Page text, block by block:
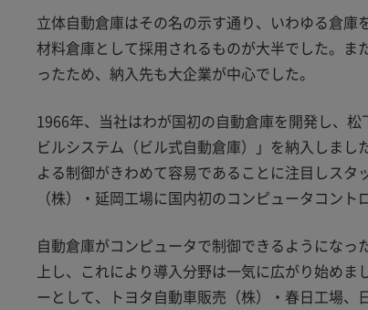
立体自動倉庫はその名の示す通り、いわゆる倉
材料倉庫として採用されるものが大半でした。
ったため、納入先も大企業が中心でした。
1966年、当社はわが国初の自動倉庫を開発し、
ビルシステム（ビル式自動倉庫）」を納入しま
よる制御がきわめて容易であることに注目しス
（株）・延岡工場に国内初のコンピュータコン
自動倉庫がコンピュータで制御できるようにな
上し、これにより導入分野は一気に広がり始め
ーとして、トヨタ自動車販売（株）・春日工場